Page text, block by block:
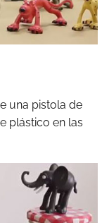
una pistola de
plástico en las